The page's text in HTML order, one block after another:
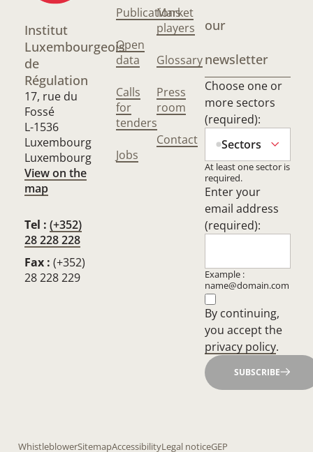
Institut
Luxembourgeois
de
Régulation
17, rue du
Fossé
L-1536
Luxembourg
Luxembourg
View on the
map
Tel : (+352)
28 228 228
Fax : (+352)
28 228 229
Publications
Open
data
Calls
for
tenders
Jobs
Market
players
Glossary
Press
room
Contact
our
newsletter
Choose one or
more sectors
(required):
Sectors
At least one sector is
required.
Enter your
email address
(required):
Example :
name@domain.com
By continuing,
you accept the
privacy policy.
SUBSCRIBE
WhistleblowerSitemapAccessibilityLegal noticeGEP